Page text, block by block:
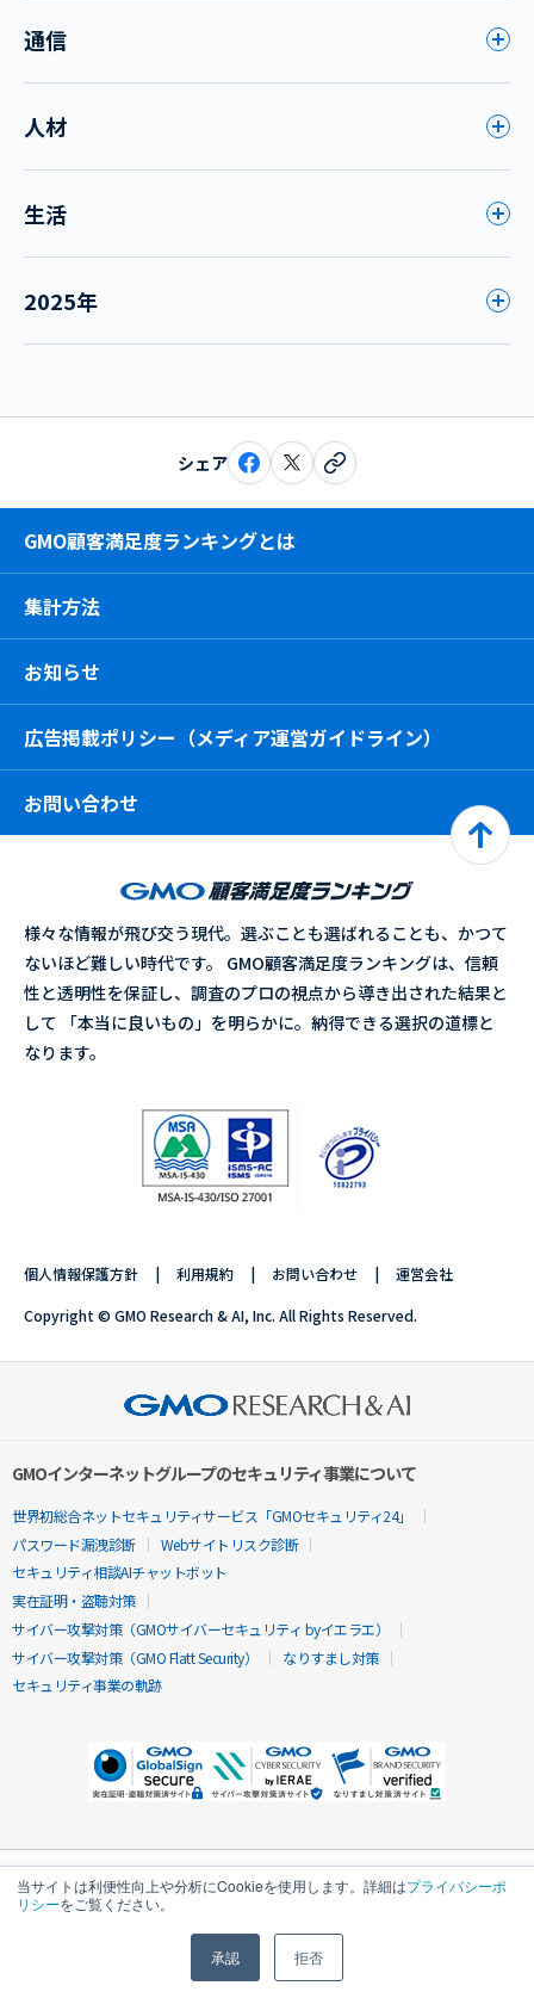
当サイトは利便性向上や分析にCookieを使用します。詳細はプライバシーポ
リシーをご覧ください。
承認 拒否
通信
人材
生活
2025年
シェア
GMO顧客満足度ランキングとは
集計方法
お知らせ
広告掲載ポリシー（メディア運営ガイドライン）
お問い合わせ
様々な情報が飛び交う現代。選ぶことも選ばれることも、かつて
ないほど難しい時代です。 GMO顧客満足度ランキングは、信頼
性と透明性を保証し、調査のプロの視点から導き出された結果と
して 「本当に良いもの」を明らかに。納得できる選択の道標と
なります。
個人情報保護方針 利用規約 お問い合わせ 運営会社
Copyright © GMO Research & AI, Inc. All Rights Reserved.
GMOインターネットグループのセキュリティ事業について
世界初総合ネットセキュリティサービス「GMOセキュリティ24」
パスワード漏洩診断
Webサイトリスク診断
セキュリティ相談AIチャットボット
実在証明・盗聴対策
サイバー攻撃対策（GMOサイバーセキュリティ byイエラエ）
サイバー攻撃対策（GMO Flatt Security）
なりすまし対策
セキュリティ事業の軌跡